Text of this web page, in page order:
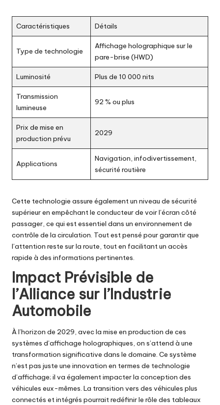
Caractéristiques Détails
Type de technologie
Affichage holographique sur le
pare-brise (HWD)
Luminosité Plus de 10 000 nits
Transmission
lumineuse
92 % ou plus
Prix de mise en
production prévu
2029
Applications
Navigation, infodivertissement,
sécurité routière
Cette technologie assure également un niveau de sécurité
supérieur en empêchant le conducteur de voir l’écran côté
passager, ce qui est essentiel dans un environnement de
contrôle de la circulation. Tout est pensé pour garantir que
l’attention reste sur la route, tout en facilitant un accès
rapide à des informations pertinentes.
Impact Prévisible de
l’Alliance sur l’Industrie
Automobile
À l’horizon de 2029, avec la mise en production de ces
systèmes d’affichage holographiques, on s’attend à une
transformation significative dans le domaine. Ce système
n’est pas juste une innovation en termes de technologie
d’affichage; il va également impacter la conception des
véhicules eux-mêmes. La transition vers des véhicules plus
connectés et intégrés pourrait redéfinir le rôle des tableaux